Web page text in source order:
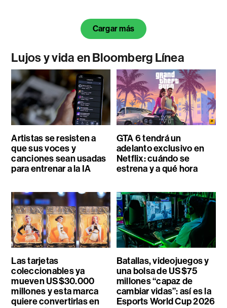
Cargar más
Lujos y vida en Bloomberg Línea
Artistas se resisten a
que sus voces y
canciones sean usadas
para entrenar a la IA
GTA 6 tendrá un
adelanto exclusivo en
Netflix: cuándo se
estrena y a qué hora
Las tarjetas
coleccionables ya
mueven US$30.000
millones y esta marca
quiere convertirlas en
Batallas, videojuegos y
una bolsa de US$75
millones “capaz de
cambiar vidas”: así es la
Esports World Cup 2026